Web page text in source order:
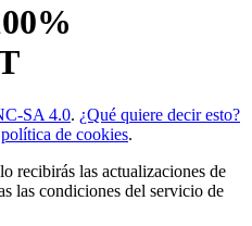
SA 4.0. ¿Qué quiere decir esto?
política de cookies.
recibirás las actualizaciones de
las condiciones del servicio de